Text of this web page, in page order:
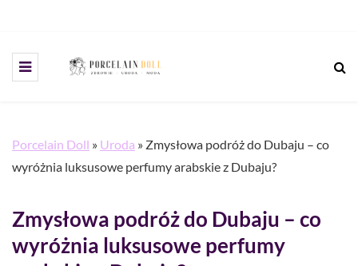
Porcelain Doll » Uroda » Zmysłowa podróż do Dubaju – co
wyróżnia luksusowe perfumy arabskie z Dubaju?
Zmysłowa podróż do Dubaju – co
wyróżnia luksusowe perfumy